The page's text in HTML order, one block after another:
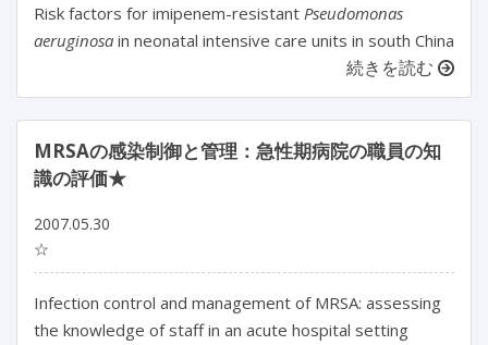
Risk factors for imipenem-resistant Pseudomonas
aeruginosa in neonatal intensive care units in south China
続きを読む
MRSAの感染制御と管理：急性期病院の職員の知
識の評価★
2007.05.30
☆
Infection control and management of MRSA: assessing
the knowledge of staff in an acute hospital setting